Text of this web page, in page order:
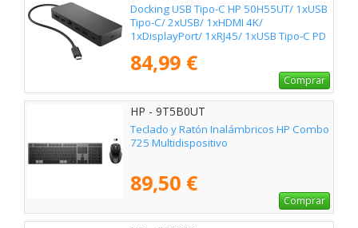
Docking USB Tipo-C HP 50H55UT/ 1xUSB
Tipo-C/ 2xUSB/ 1xHDMI 4K/
1xDisplayPort/ 1xRJ45/ 1xUSB Tipo-C PD
84,99 €
Comprar
HP - 9T5B0UT
Teclado y Ratón Inalámbricos HP Combo
725 Multidispositivo
89,50 €
Comprar